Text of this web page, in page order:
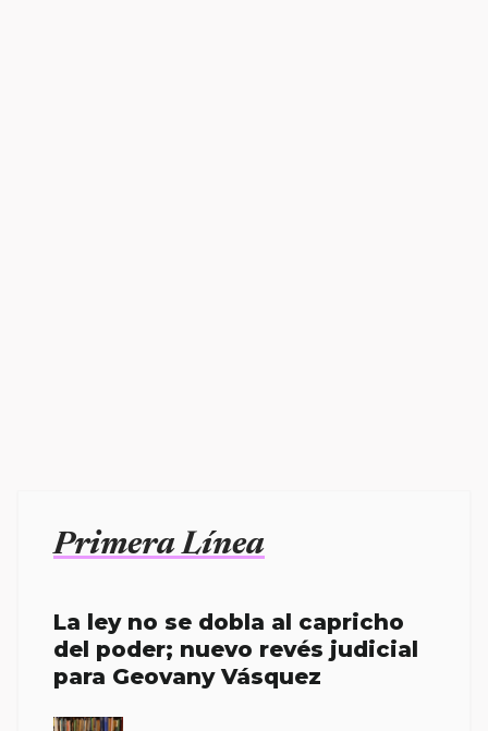
Primera Línea
La ley no se dobla al capricho
del poder; nuevo revés judicial
para Geovany Vásquez